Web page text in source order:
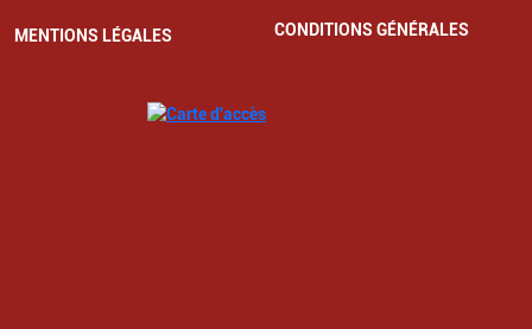
MENTIONS LÉGALES CONDITIONS GÉNÉRALES